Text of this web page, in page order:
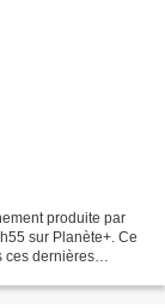
produite par
sur Planète+. Ce
ces dernières